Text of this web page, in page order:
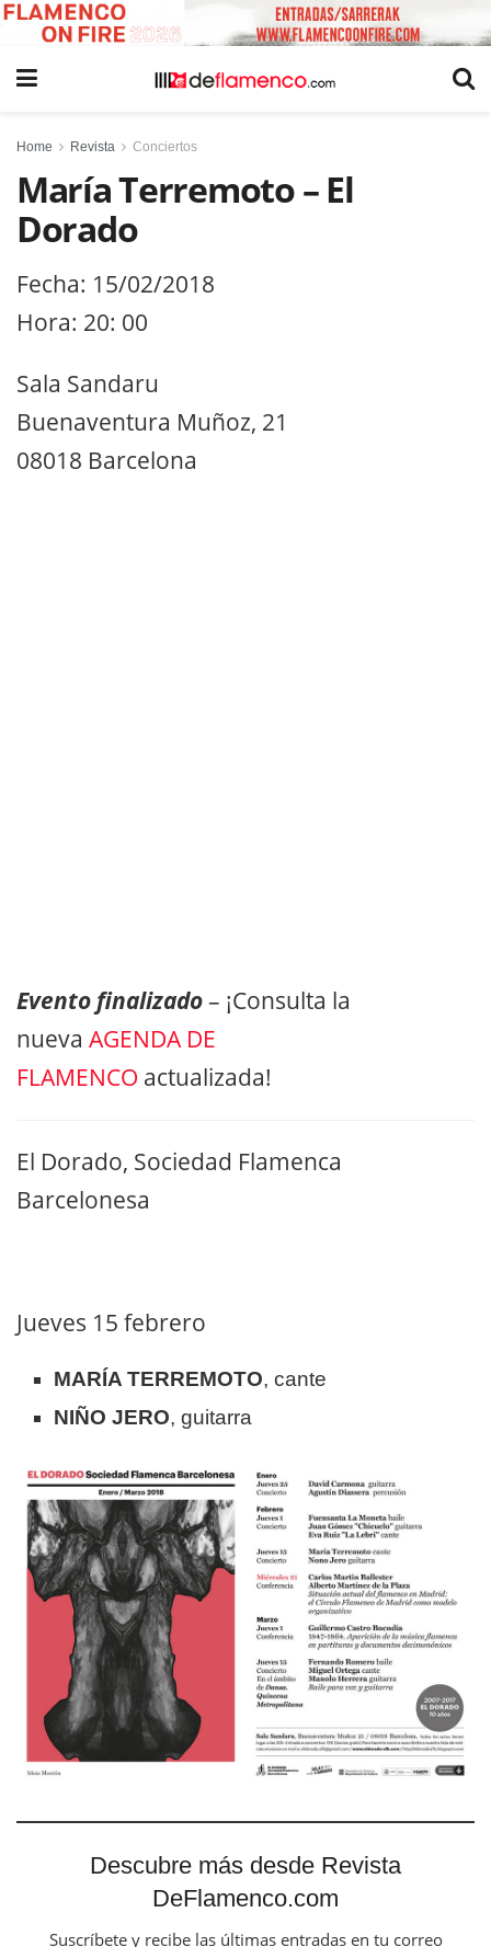
Home Revista Conciertos
María Terremoto – El
Dorado
Fecha: 15/02/2018
Hora: 20: 00
Sala Sandaru
Buenaventura Muñoz, 21
08018 Barcelona
Evento finalizado– ¡Consulta la
nueva AGENDA DE
FLAMENCO actualizada!
El Dorado, Sociedad Flamenca
Barcelonesa
Jueves 15 febrero
MARÍA TERREMOTO, cante
NIÑO JERO, guitarra
Descubre más desde Revista
DeFlamenco.com
Suscríbete y recibe las últimas entradas en tu correo